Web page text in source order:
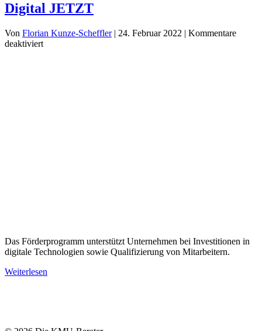
Digital JETZT
Von Florian Kunze-Scheffler| 24. Februar 2022 | Kommentare
deaktiviertfür
Das Förderprogramm unterstützt Unternehmen bei Investitionen in
digitale Technologien sowie Qualifizierung von Mitarbeitern.
Weiterlesen